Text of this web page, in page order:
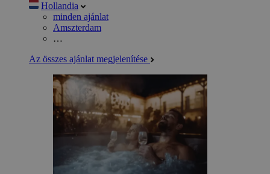
Hollandia
minden ajánlat
Amszterdam
…
Az összes ajánlat megjelenítése